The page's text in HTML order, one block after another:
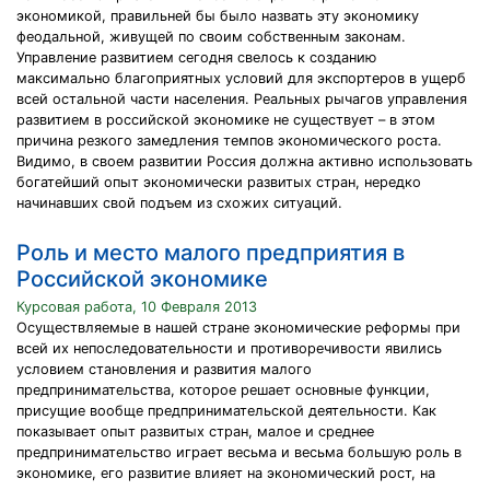
экономикой, правильней бы было назвать эту экономику
феодальной, живущей по своим собственным законам.
Управление развитием сегодня свелось к созданию
максимально благоприятных условий для экспортеров в ущерб
всей остальной части населения. Реальных рычагов управления
развитием в российской экономике не существует – в этом
причина резкого замедления темпов экономического роста.
Видимо, в своем развитии Россия должна активно использовать
богатейший опыт экономически развитых стран, нередко
начинавших свой подъем из схожих ситуаций.
Роль и место малого предприятия в
Российской экономике
Курсовая работа, 10 Февраля 2013
Осуществляемые в нашей стране экономические реформы при
всей их непоследовательности и противоречивости явились
условием становления и развития малого
предпринимательства, которое решает основные функции,
присущие вообще предпринимательской деятельности. Как
показывает опыт развитых стран, малое и среднее
предпринимательство играет весьма и весьма большую роль в
экономике, его развитие влияет на экономический рост, на